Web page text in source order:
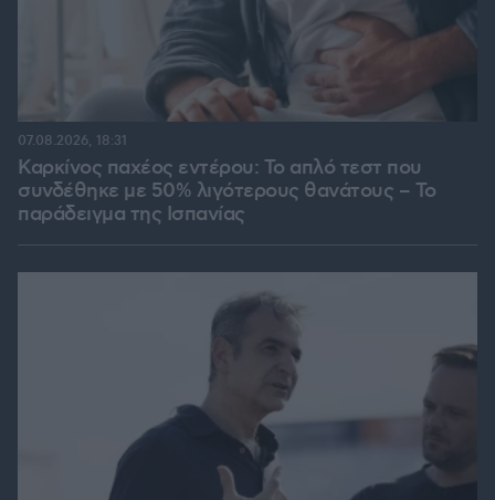
Καρκίνος παχέος εντέρου: Το απλό τεστ που
συνδέθηκε με 50% λιγότερους θανάτους – Το
παράδειγμα της Ισπανίας
07.08.2026, 18:31